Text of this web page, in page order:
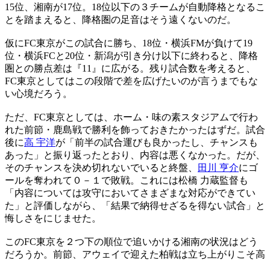
15位、湘南が17位。18位以下の３チームが自動降格となるこ
とを踏まえると、降格圏の足音はそう遠くないのだ。
仮にFC東京がこの試合に勝ち、18位・横浜FMが負けて19
位・横浜FCと20位・新潟が引き分け以下に終わると、降格
圏との勝点差は『11』に広がる。残り試合数を考えると、
FC東京としてはこの段階で差を広げたいのが言うまでもな
い心境だろう。
ただ、FC東京としては、ホーム・味の素スタジアムで行わ
れた前節・鹿島戦で勝利を飾っておきたかったはずだ。試合
後に高 宇洋が「前半の試合運びも良かったし、チャンスも
あった」と振り返ったとおり、内容は悪くなかった。だが、
そのチャンスを決め切れないでいると終盤、
田川 亨介にゴ
ールを奪われて０－１で敗戦。これには松橋 力蔵監督も
「内容については攻守においてさまざまな対応ができてい
た」と評価しながら、「結果で納得せざるを得ない試合」と
悔しさをにじませた。
このFC東京を２つ下の順位で追いかける湘南の状況はどう
だろうか。前節、アウェイで迎えた柏戦は立ち上がりこそ高